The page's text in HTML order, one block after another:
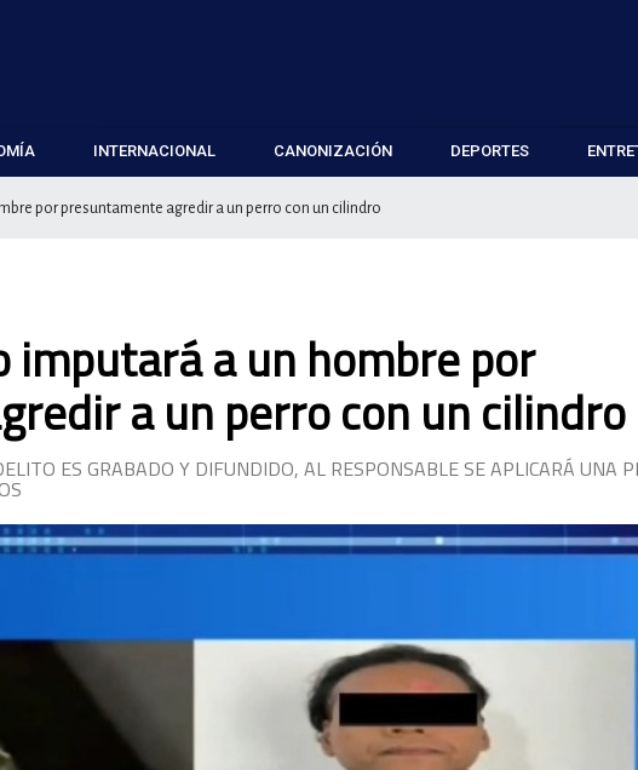
INTERNACIONAL CANONIZACIÓN DEPORTES
por presuntamente agredir a un perro con un cilindro
imputará a un hombre por
a un perro con un cilindro
ES GRABADO Y DIFUNDIDO, AL RESPONSABLE SE APLICARÁ UNA